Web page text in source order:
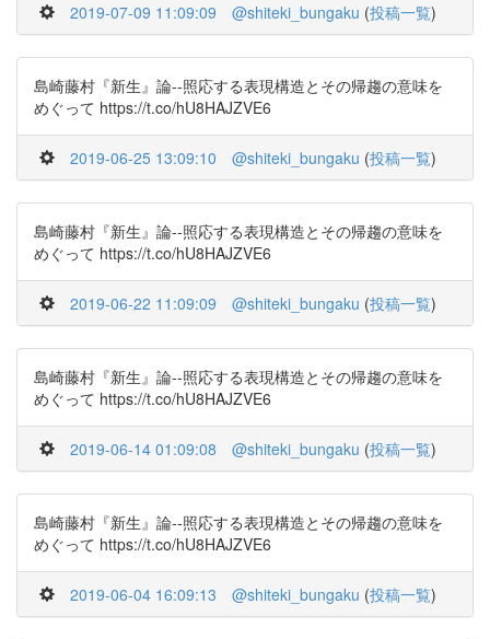
2019-07-09 11:09:09 @shiteki_bungaku (投稿一覧)
島崎藤村『新生』論--照応する表現構造とその帰趨の意味を
めぐって https://t.co/hU8HAJZVE6
2019-06-25 13:09:10 @shiteki_bungaku (投稿一覧)
島崎藤村『新生』論--照応する表現構造とその帰趨の意味を
めぐって https://t.co/hU8HAJZVE6
2019-06-22 11:09:09 @shiteki_bungaku (投稿一覧)
島崎藤村『新生』論--照応する表現構造とその帰趨の意味を
めぐって https://t.co/hU8HAJZVE6
2019-06-14 01:09:08 @shiteki_bungaku (投稿一覧)
島崎藤村『新生』論--照応する表現構造とその帰趨の意味を
めぐって https://t.co/hU8HAJZVE6
2019-06-04 16:09:13 @shiteki_bungaku (投稿一覧)